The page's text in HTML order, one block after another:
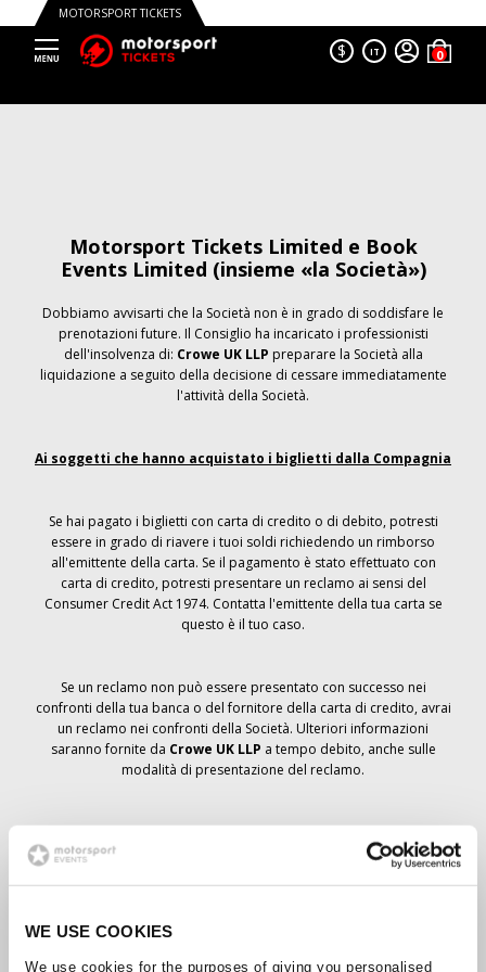
WE USE COOKIES
We use cookies for the purposes of giving you personalised
MOTORSPORT TICKETS
$ IT
Motorsport Tickets Limited e Book
Events Limited (insieme «la Società»)
Dobbiamo avvisarti che la Società non è in grado di soddisfare le
prenotazioni future. Il Consiglio ha incaricato i professionisti
dell'insolvenza di: Crowe UK LLP preparare la Società alla
liquidazione a seguito della decisione di cessare immediatamente
l'attività della Società.
Ai soggetti che hanno acquistato i biglietti dalla Compagnia
Se hai pagato i biglietti con carta di credito o di debito, potresti
essere in grado di riavere i tuoi soldi richiedendo un rimborso
all'emittente della carta. Se il pagamento è stato effettuato con
carta di credito, potresti presentare un reclamo ai sensi del
Consumer Credit Act 1974. Contatta l'emittente della tua carta se
questo è il tuo caso.
Se un reclamo non può essere presentato con successo nei
confronti della tua banca o del fornitore della carta di credito, avrai
un reclamo nei confronti della Società. Ulteriori informazioni
saranno fornite da Crowe UK LLP a tempo debito, anche sulle
modalità di presentazione del reclamo.
del biglietto, la prenotazione non è stata cancellata e si prevede
che riceverai i biglietti ordinati a tempo debito. La direzione della